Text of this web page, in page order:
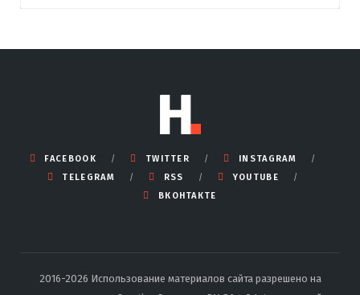
FACEBOOK TWITTER
INSTAGRAM
TELEGRAM
RSS
YOUTUBE
ВКОНТАКТЕ
2016-2026 Использование материалов сайта разрешено на